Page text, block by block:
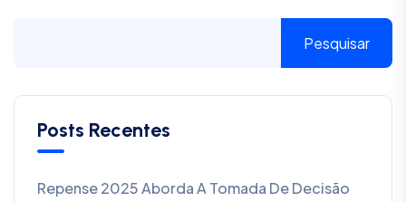
Pesquisar
Posts Recentes
Repense 2025 Aborda A Tomada De Decisão